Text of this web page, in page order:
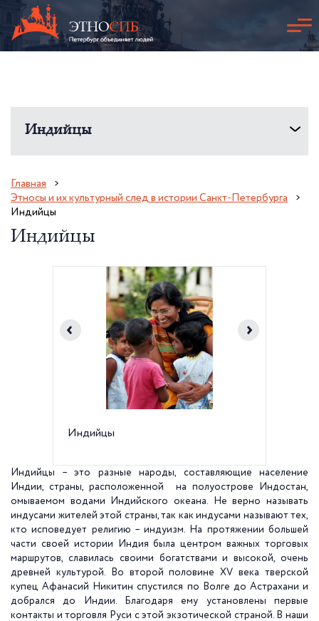
Индийцы
Главная
Этносы и их культурный след в истории Санкт-Петербурга
Индийцы
Индийцы
Индийцы
Индийцы – это разные народы, составляющие население
Индии, страны, расположенной на полуострове Индостан,
омываемом водами Индийского океана. Не верно называть
индусами жителей этой страны, так как индусами называют тех,
кто исповедует религию – индуизм. На протяжении большей
части своей истории Индия была центром важных торговых
маршрутов, славилась своими богатствами и высокой, очень
древней культурой. Во второй половине XV века тверской
купец Афанасий Никитин спустился по Волге до Астрахани и
добрался до Индии. Благодаря ему установлены первые
контакты и торговля Руси с этой экзотической страной. В наши